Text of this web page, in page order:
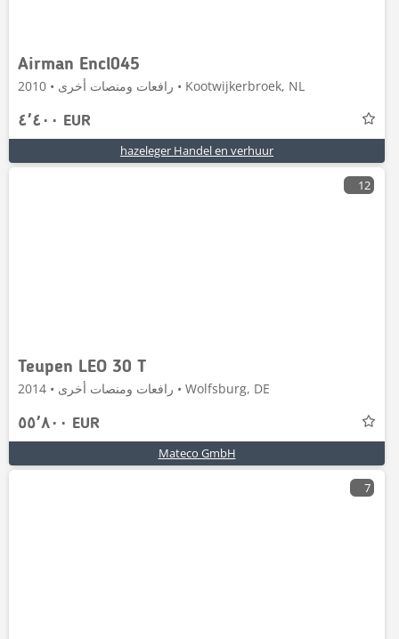
Airman Encl045
رافعات ومنصات أخرى • 2010 • Kootwijkerbroek, NL
٤٬٤٠٠ EUR
hazeleger Handel en verhuur
12
Teupen LEO 30 T
رافعات ومنصات أخرى • 2014 • Wolfsburg, DE
٥٥٬٨٠٠ EUR
Mateco GmbH
7